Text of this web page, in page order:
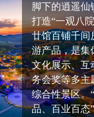
脚下的逍遥仙
打造“一观八
廿馆百铺千间
游产品，是集
文化展示、互
务会奖等多主
综合性景区。
品、百业百态